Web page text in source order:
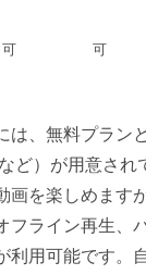
可 可
は、無料プラン
ど）が用意さ
画を楽しめます
フライン再生、
利用可能です。